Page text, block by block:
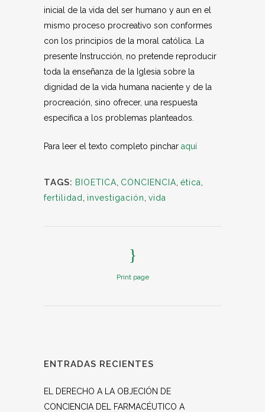
inicial de la vida del ser humano y aun en el
mismo proceso procreativo son conformes
con los principios de la moral católica. La
presente Instrucción, no pretende reproducir
toda la enseñanza de la Iglesia sobre la
dignidad de la vida humana naciente y de la
procreación, sino ofrecer, una respuesta
específica a los problemas planteados.
Para leer el texto completo pinchar aquí
TAGS: BIOETICA CONCIENCIA ética
fertilidad
investigación vida
Print page
ENTRADAS RECIENTES
EL DERECHO A LA OBJECIÓN DE
CONCIENCIA DEL FARMACÉUTICO A